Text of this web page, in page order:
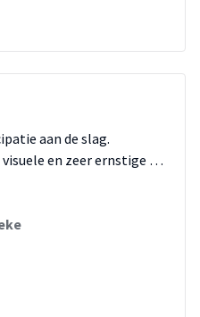
aan de slag.
en zeer ernstige …